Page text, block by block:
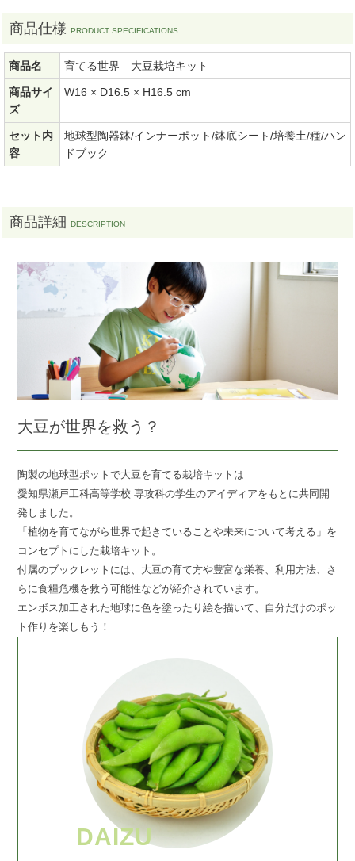
商品詳細
大豆が世界を救う？
陶製の地球型ポットで大豆を育てる栽培キットは
愛知県瀬戸工科高等学校 専攻科の学生のアイディアをもとに共同開
発しました。
「植物を育てながら世界で起きていることや未来について考える」を
コンセプトにした栽培キット。
付属のブックレットには、大豆の育て方や豊富な栄養、利用方法、さ
らに食糧危機を救う可能性などが紹介されています。
エンボス加工された地球に色を塗ったり絵を描いて、自分だけのポッ
ト作りを楽しもう！
DAIZU
商品仕様
商品名 育てる世界 大豆栽培キット
商品サイ
ズ
W16 × D16.5 × H16.5 cm
セット内
容
地球型陶器鉢/インナーポット/鉢底シート/培養土/種/ハン
ドブック